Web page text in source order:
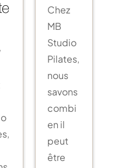
Chez
MB
Studio
Pilates,
nous
savons
combi
en il
peut
être